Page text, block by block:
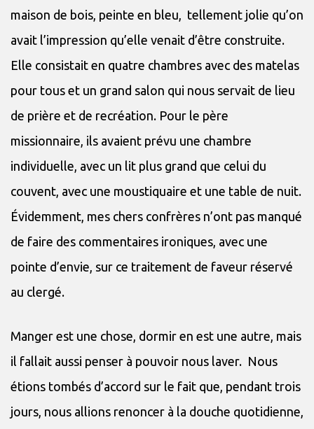
maison de bois, peinte en bleu, tellement jolie qu’on
avait l’impression qu’elle venait d’être construite.
Elle consistait en quatre chambres avec des matelas
pour tous et un grand salon qui nous servait de lieu
de prière et de recréation. Pour le père
missionnaire, ils avaient prévu une chambre
individuelle, avec un lit plus grand que celui du
couvent, avec une moustiquaire et une table de nuit.
Évidemment, mes chers confrères n’ont pas manqué
de faire des commentaires ironiques, avec une
pointe d’envie, sur ce traitement de faveur réservé
au clergé.
Manger est une chose, dormir en est une autre, mais
il fallait aussi penser à pouvoir nous laver. Nous
étions tombés d’accord sur le fait que, pendant trois
jours, nous allions renoncer à la douche quotidienne,